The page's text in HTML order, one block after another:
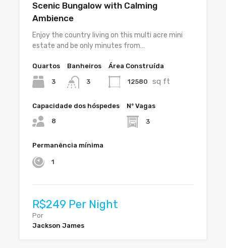
Scenic Bungalow with Calming
Ambience
Enjoy the country living on this multi acre mini
estate and be only minutes from…
Quartos
3
Banheiros
3
Área Construída
12580 sq ft
Capacidade dos hóspedes
8
Nº Vagas
3
Permanência mínima
1
R$249 Per Night
Por
Jackson James